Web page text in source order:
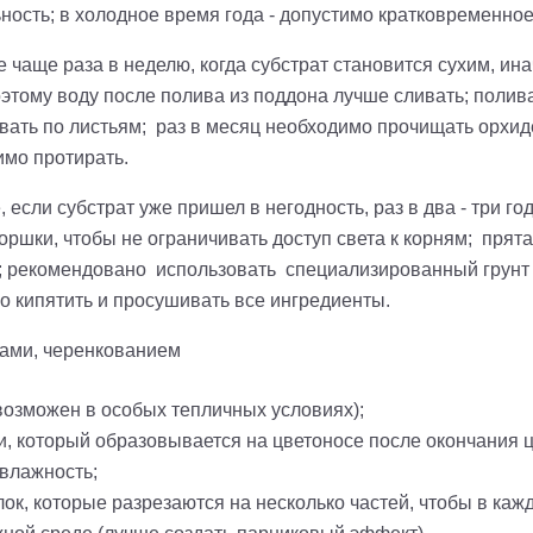
в холодное время года - допустимо
раза в неделю, когда субстрат становится сухим,
воду после полива из поддона лучше сливать;
по листьям; раз в месяц необходимо прочищать
протирать.
субстрат уже пришел в негодность, раз в два - три
чтобы не ограничивать доступ света к корням;
использовать специализированный грунт
кипятить и просушивать все ингредиенты.
черенкованием
в особых тепличных условиях);
который образовывается на цветоносе после
которые разрезаются на несколько частей, чтобы в